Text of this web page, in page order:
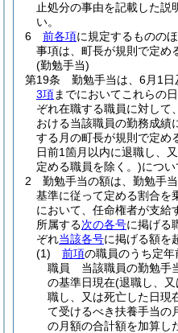
止処分の事由を記載した説
い。
6
前各項に規定するものの
事項は、町長が規則で定め
(勤勉手当)
第19条
勤勉手当は、6月1日
3項までにおいてこれらの
ぞれ在職する職員に対して
おける当該職員の勤務成績
する月の町長が規則で定め
日前1箇月以内に退職し、
定める職員を除く。)につい
2
勤勉手当の額は、勤勉手
基準に従って定める割合を
において、任命権者が支給
所属する次の各号に掲げる
ぞれ当該各号に掲げる額を
(1)
前項の職員のうち定
職員 当該職員の勤勉手
の基準日現在(退職し、
職し、又は死亡した日現
て受けるべき扶養手当の
の月額の合計額を加算し